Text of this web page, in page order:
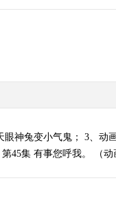
神兔变小气鬼； 3、动
集 有事您呼我。 （动